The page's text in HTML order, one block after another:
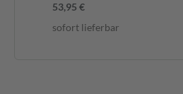
53,95 €
sofort lieferbar